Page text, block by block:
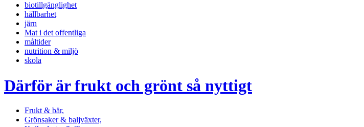
biotillgänglighet
hållbarhet
järn
Mat i det offentliga
måltider
nutrition & miljö
skola
Därför är frukt och grönt så nyttigt
Frukt & bär,
Grönsaker & baljväxter,